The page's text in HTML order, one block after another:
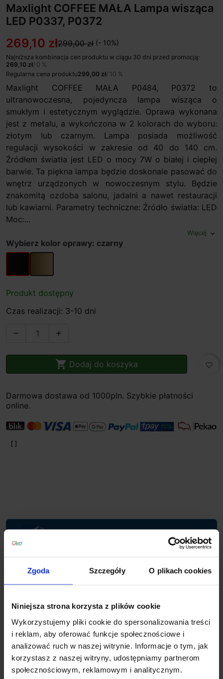
Zgoda Szczegóły O plikach cookies
Niniejsza strona korzysta z plików cookie
Wykorzystujemy pliki cookie do spersonalizowania treści
i reklam, aby oferować funkcje społecznościowe i
analizować ruch w naszej witrynie. Informacje o tym, jak
korzystasz z naszej witryny, udostępniamy partnerom
społecznościowym, reklamowym i analitycznym.
Maxlight COFFEE MAŁA Lampa wisząca
LED P0337, P0372
269,10 zł299,00 zł (- 10%)
Najniższa kombinacja cen produktu w ciągu 30 dni przed promocją:
269,10 zł/ 0 %
Regularna cena produktu299,00 zł/ 10 %
Maxlight COFFEE MAŁA P0484, P0372 to
ultranowoczesna, pojedyncza lampa wisząca o
smukłym i estetycznym wyglądzie. Oprawa wykonana
jest z metalu, a wykończona w 2 kolorach do wyboru:
złotym lub czarnym. Lampa posiada możliwość
regulacji wysokości w zakresie od 40 do 140 cm.
Źródłem światła jest LED o mocy 7W o białej i ciepłej
barwie. Ta piękna lampa będzie doskonale pasować do
wnętrz urządzonych w nowoczesnym stylu. Będzie
znakomitą ozdoba salonu, jadalni a nawet restauracji
lub kawiarni. Parametry techniczne: Źródło światła: LED
Moc:...
Więcej expand_more
Wybierz kolor oprawy: czarny
czarnyzłoty
Produkt dostępny
Czas realizacji: 3-10 dni
 
 Dodaj do koszyka favorite_border
Darmowa dostawa od 1000pln. Szybkie płatności
online.
Wsparcie techniczne
lub napisz do nas: pracujemy od 8:00 do 18:00,
phone +48 694 000 777 +48 799 220 777
sklep@salonled.pl
Metody płatności